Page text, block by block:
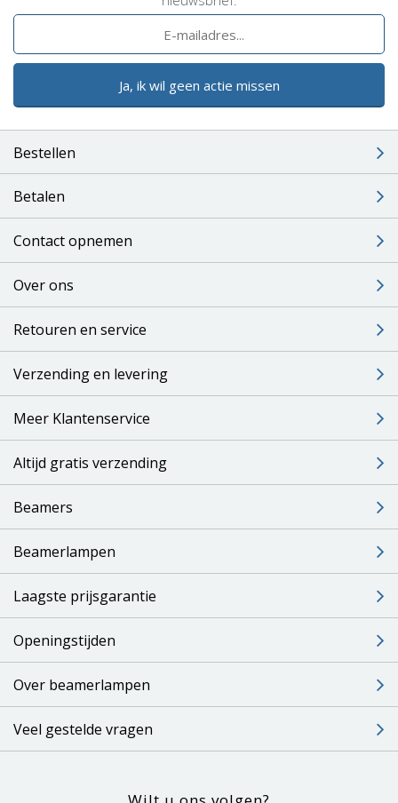
Ja, ik wil geen actie missen
Bestellen
Betalen
Contact opnemen
Over ons
Retouren en service
Verzending en levering
Meer Klantenservice
Altijd gratis verzending
Beamers
Beamerlampen
Laagste prijsgarantie
Openingstijden
Over beamerlampen
Veel gestelde vragen